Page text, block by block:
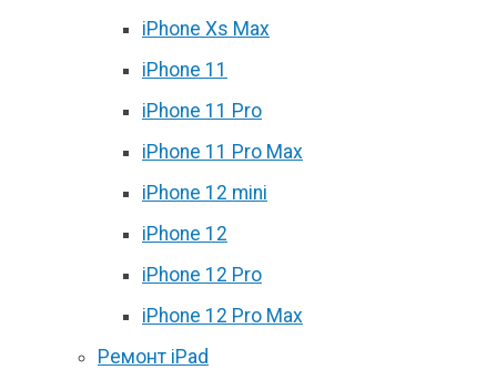
iPhone Xs Max
iPhone 11
iPhone 11 Pro
iPhone 11 Pro Max
iPhone 12 mini
iPhone 12
iPhone 12 Pro
iPhone 12 Pro Max
Ремонт iPad